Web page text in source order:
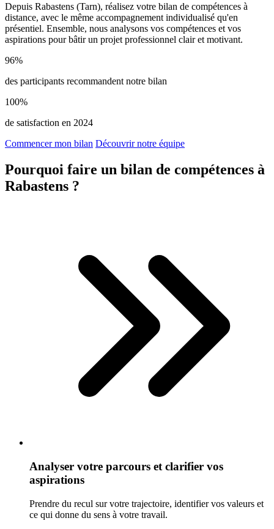
Depuis Rabastens (Tarn), réalisez votre bilan de compétences à
distance, avec le même accompagnement individualisé qu'en
présentiel. Ensemble, nous analysons vos compétences et vos
aspirations pour bâtir un projet professionnel clair et motivant.
96%
des participants recommandent notre bilan
100%
de satisfaction en 2024
Commencer mon bilan Découvrir notre équipe
Pourquoi faire un bilan de compétences à
Rabastens ?
Analyser votre parcours et clarifier vos
aspirations
Prendre du recul sur votre trajectoire, identifier vos valeurs et
ce qui donne du sens à votre travail.